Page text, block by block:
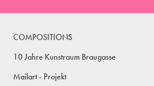
COMPOSITIONS
10 Jahre Kunstraum Braugasse
Mailart - Projekt